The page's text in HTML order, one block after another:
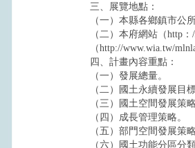
三、展覽地點：
（一）本縣各鄉鎮市公
（二）本府網站（http
（http://www.wia.tw/
四、計畫內容重點：
（一）發展總量。
（二）國土永續發展目標
（三）國土空間發展策略
（四）成長管理策略。
（五）部門空間發展策略
（六）國土功能分區分